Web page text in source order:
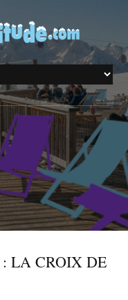
LA CROIX DE